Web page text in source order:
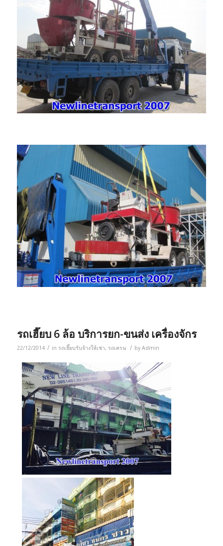
รถเฮี๊ยบ 6 ล้อ บริการยก-ขนส่ง เครื่องจักร
22/12/2014 / in รถเฮี๊ยบรับจ้างให้เช่า, รถเครน / by Admin